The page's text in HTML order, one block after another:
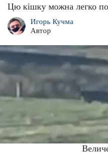
Цю кішку можна легко
Игорь Кучма
Автор